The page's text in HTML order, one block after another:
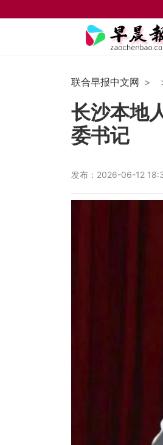
联合早报中文网
长沙本地
委书记
发布：2026-06-12